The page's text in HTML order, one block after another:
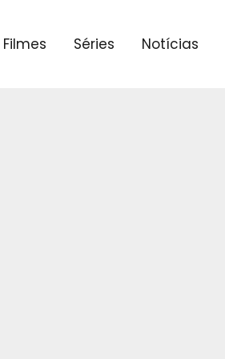
Filmes Séries Notícias